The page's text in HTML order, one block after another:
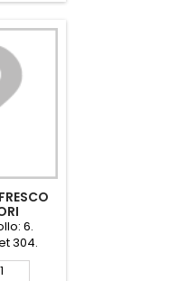
6.
304.